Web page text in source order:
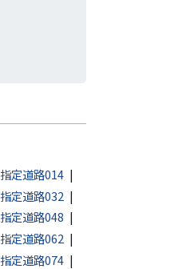
指定道路014
指定道路032
指定道路048
指定道路062
指定道路074